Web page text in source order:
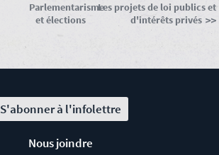
Parlementarisme
et élections
Les projets de loi publics et
d'intérêts privés
S'abonner à l'infolettre
Nous joindre